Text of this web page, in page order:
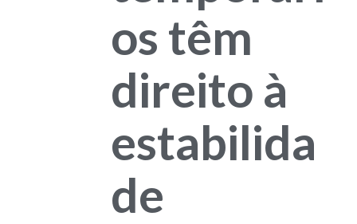
os têm
direito à
estabilida
de